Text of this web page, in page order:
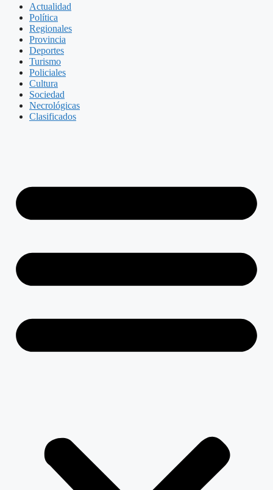
Actualidad
Política
Regionales
Provincia
Deportes
Turismo
Policiales
Cultura
Sociedad
Necrológicas
Clasificados